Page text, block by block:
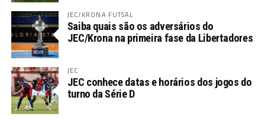
JEC/KRONA FUTSAL
Saiba quais são os adversários do
JEC/Krona na primeira fase da Libertadores
JEC
JEC conhece datas e horários dos jogos do
turno da Série D